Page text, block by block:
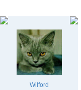
Wilford